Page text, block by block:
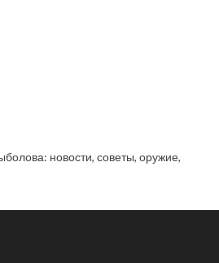
новости, советы, оружие,